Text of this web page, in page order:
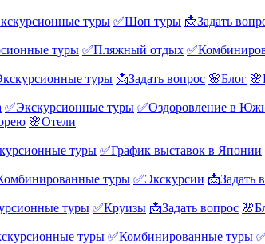
туры ✅Шоп туры 📩Задать
туры ✅Пляжный отдых
туры 📩Задать вопрос 🌸Блог
✅Экскурсионные туры ✅Оздоровление в
🌸Отели
туры ✅График выставок в Японии
туры ✅Экскурсии 📩Задать
туры ✅Круизы 📩Задать вопрос
туры ✅Комбинированные туры